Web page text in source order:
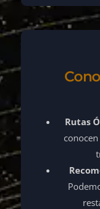
Rutas